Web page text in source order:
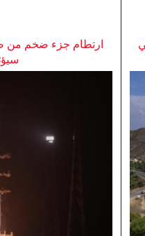
ارتطام جزء ضخم من